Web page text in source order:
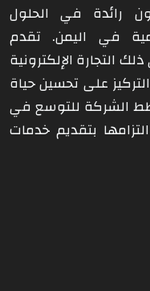
رائدة في الحلول
في اليمن. تقدم
التجارة الإلكترونية
على تحسين حياة
الشركة للتوسع في
بتقديم خدمات